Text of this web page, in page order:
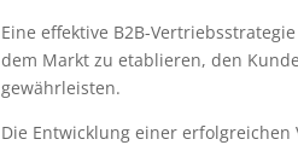
Eine effektive B2B-
dem Markt zu etablieren, den
gewährleisten.
Die Entwicklung einer